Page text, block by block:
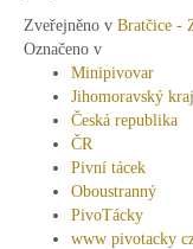
Zveřejněno v Bratčice -
Označeno v
Minipivovar
Jihomoravský kraj
Česká republika
ČR
Pivní tácek
Oboustranný
PivoTácky
www pivotacky